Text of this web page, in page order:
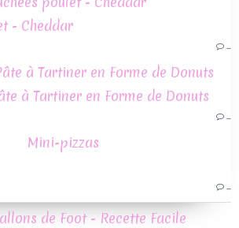
à Tartiner en Forme de Donuts
Mini-pizzas
de Foot - Recette Facile